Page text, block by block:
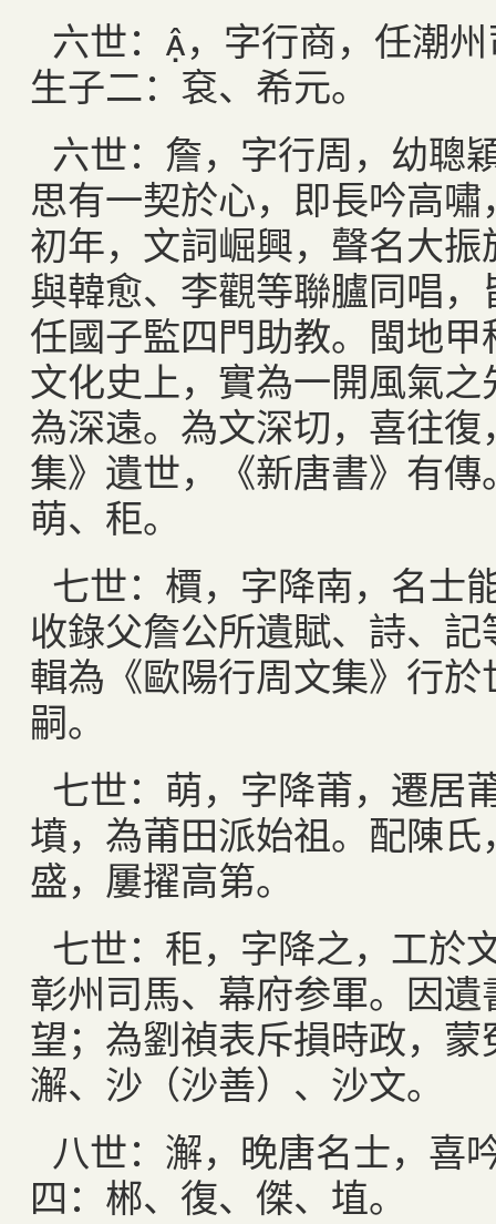
六世：，字行商，任潮
生子二：袞、希元。
六世：詹，字行周，幼聰
思有一契於心，即長吟高
初年，文詞崛興，聲名大
與韓愈、李觀等聯臚同唱
任國子監四門助教。閩地
文化史上，實為一開風氣
為深遠。為文深切，喜往
集》遺世，《新唐書》有
萌、秬。
七世：檟，字降南，名士
收錄父詹公所遺賦、詩、
輯為《歐陽行周文集》行
嗣。
七世：萌，字降莆，遷居
墳，為莆田派始祖。配陳
盛，屢擢高第。
七世：秬，字降之，工於
彰州司馬、幕府参軍。因
望；為劉禎表斥損時政，
澥、沙（沙善）、沙文。
八世：澥，晚唐名士，喜
四：郴、復、傑、埴。